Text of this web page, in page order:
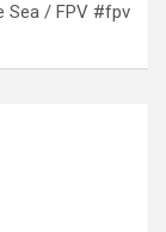
Sea / FPV #fpv